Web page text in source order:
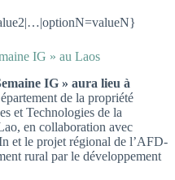
IG » au Laos
IG » aura lieu à
de la propriété
et Technologies de la
en collaboration avec
et le projet régional de l’AFD-
rural par le développement